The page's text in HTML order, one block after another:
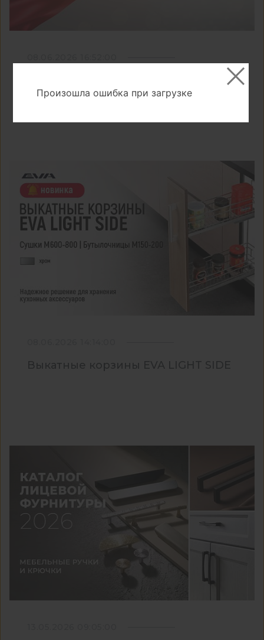
Поздравление и график работы на
День России 2026
Выкатные корзины EVA LIGHT SIDE
Произошла ошибка при загрузке